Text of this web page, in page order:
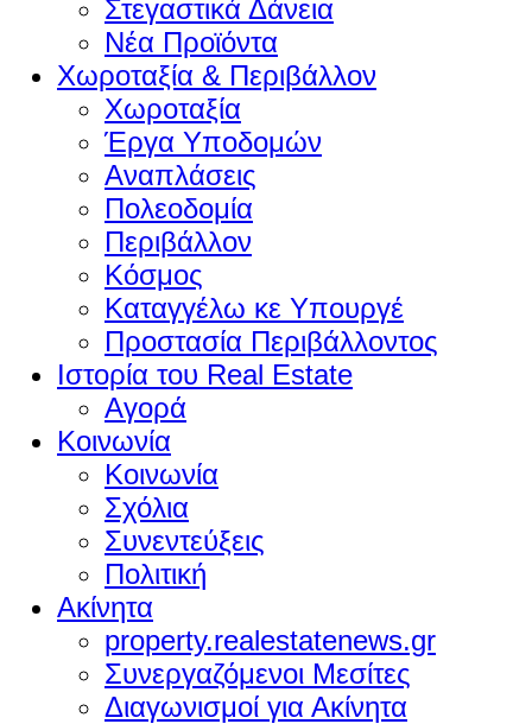
Στεγαστικά Δάνεια
Νέα Προϊόντα
Χωροταξία & Περιβάλλον
Χωροταξία
Έργα Υποδομών
Αναπλάσεις
Πολεοδομία
Περιβάλλον
Κόσμος
Καταγγέλω κε Υπουργέ
Προστασία Περιβάλλοντος
Ιστορία του Real Estate
Αγορά
Κοινωνία
Κοινωνία
Σχόλια
Συνεντεύξεις
Πολιτική
Ακίνητα
property.realestatenews.gr
Συνεργαζόμενοι Μεσίτες
Διαγωνισμοί για Ακίνητα